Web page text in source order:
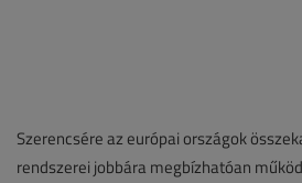
Szerencsére az európai országok
rendszerei jobbára megbízhatóan